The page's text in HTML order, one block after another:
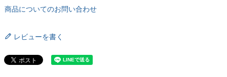
商品についてのお問い合わせ
レビューを書く